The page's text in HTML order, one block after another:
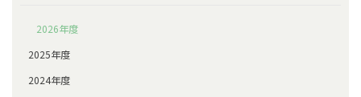
2026年度
2025年度
2024年度